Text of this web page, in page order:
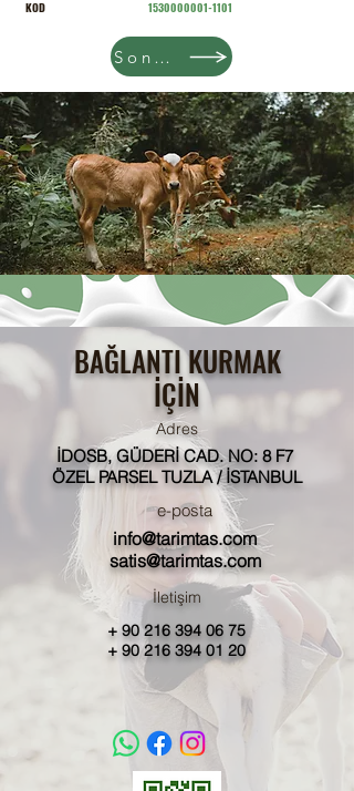
KOD
1530000001-1101
Sonraki
BAĞLANTI KURMAK
İÇİN
Adres
İDOSB, GÜDERİ CAD. NO: 8 F7
ÖZEL PARSEL TUZLA / İSTANBUL
e-posta
info@tarimtas.com
satis@tarimtas.com
İletişim
+ 90 216 394 06 75
+ 90 216 394 01 20